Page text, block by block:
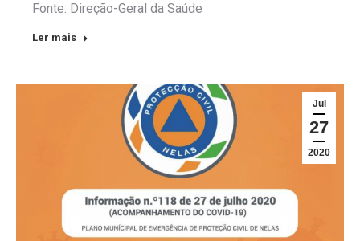
Fonte: Direção-Geral da Saúde
Ler mais
Jul
27
2020